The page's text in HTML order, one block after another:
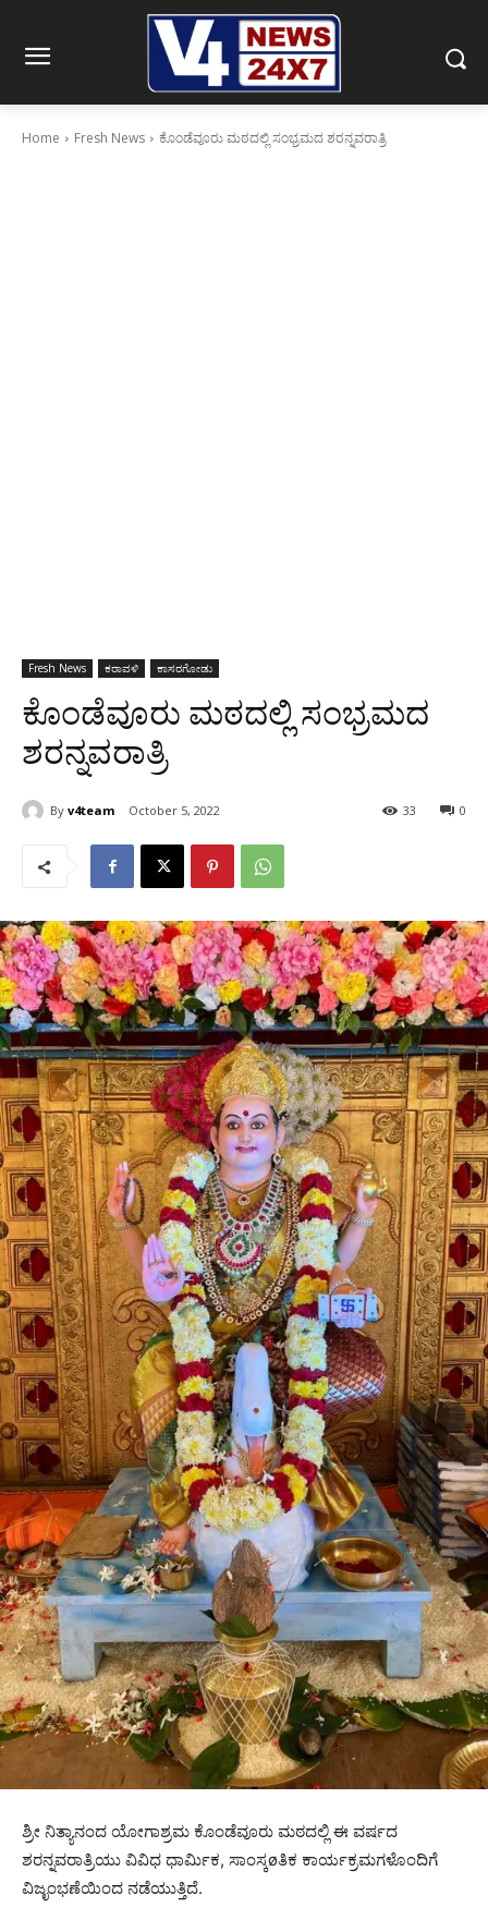
Home Fresh News ಕೊಂಡೆವೂರು ಮಠದಲ್ಲಿ ಸಂಭ್ರಮದ ಶರನ್ನವರಾತ್ರಿ
Fresh News ಕರಾವಳಿ ಕಾಸರಗೋಡು
ಕೊಂಡೆವೂರು ಮಠದಲ್ಲಿ ಸಂಭ್ರಮದ
ಶರನ್ನವರಾತ್ರಿ
By v4team October 5, 2022 0
33
ಶ್ರೀ ನಿತ್ಯಾನಂದ ಯೋಗಾಶ್ರಮ ಕೊಂಡೆವೂರು ಮಠದಲ್ಲಿ ಈ ವರ್ಷದ
ಶರನ್ನವರಾತ್ರಿಯು ವಿವಿಧ ಧಾರ್ಮಿಕ, ಸಾಂಸ್ಕøತಿಕ ಕಾರ್ಯಕ್ರಮಗಳೊಂದಿಗೆ
ವಿಜೃಂಭಣೆಯಿಂದ ನಡೆಯುತ್ತಿದೆ.